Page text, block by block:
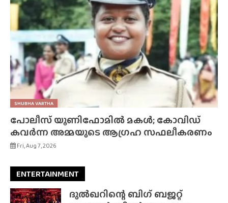
SHUBHA VARTHA
പോലീസ് യൂണിഫോമിൽ മകൾ; കോവിഡ്
കവർന്ന അമ്മയുടെ ആഗ്രഹ സഫലീകരണം
Fri, Aug 7, 2026
ENTERTAINMENT
ദുൽഖറിന്റെ ബിഗ് ബജറ്റ്